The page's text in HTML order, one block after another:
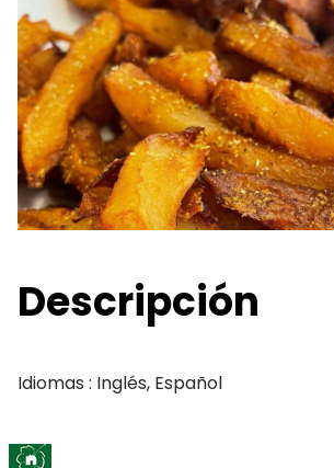
Descripción
Idiomas : Inglés, Español